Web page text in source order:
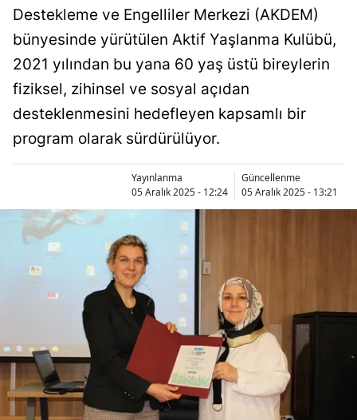
Destekleme ve Engelliler Merkezi (AKDEM)
bünyesinde yürütülen Aktif Yaşlanma Kulübü,
2021 yılından bu yana 60 yaş üstü bireylerin
fiziksel, zihinsel ve sosyal açıdan
desteklenmesini hedefleyen kapsamlı bir
program olarak sürdürülüyor.
Yayınlanma
05 Aralık 2025 - 12:24
Güncellenme
05 Aralık 2025 - 13:21